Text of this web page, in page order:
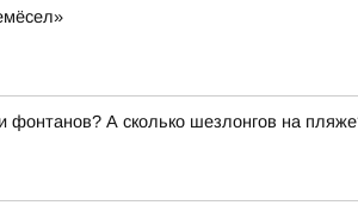
фонтанов? А сколько шезлонгов на